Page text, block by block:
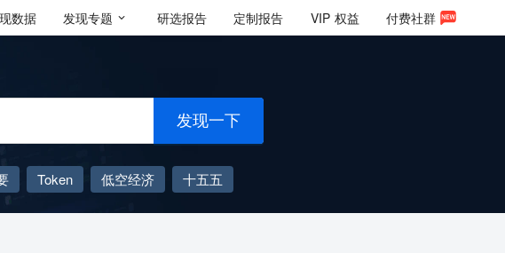
数据 发现专题 研选报告 定制报告 VIP 权益 付费社群
发现一下
Token 低空经济
十五五